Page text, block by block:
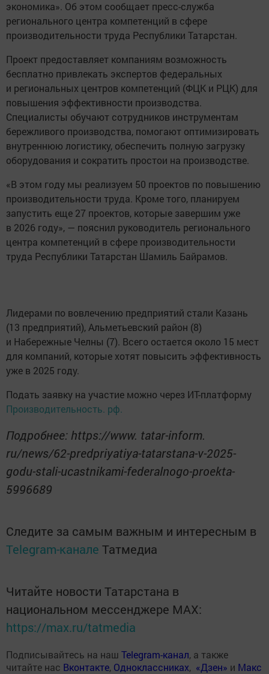
экономика». Об этом сообщает пресс-служба
регионального центра компетенций в сфере
производительности труда Республики Татарстан.
Проект предоставляет компаниям возможность
бесплатно привлекать экспертов федеральных
и региональных центров компетенций (ФЦК и РЦК) для
повышения эффективности производства.
Специалисты обучают сотрудников инструментам
бережливого производства, помогают оптимизировать
внутреннюю логистику, обеспечить полную загрузку
оборудования и сократить простои на производстве.
«В этом году мы реализуем 50 проектов по повышению
производительности труда. Кроме того, планируем
запустить еще 27 проектов, которые завершим уже
в 2026 году», — пояснил руководитель регионального
центра компетенций в сфере производительности
труда Республики Татарстан Шамиль Байрамов.
Лидерами по вовлечению предприятий стали Казань
(13 предприятий), Альметьевский район (8)
и Набережные Челны (7). Всего остается около 15 мест
для компаний, которые хотят повысить эффективность
уже в 2025 году.
Подать заявку на участие можно через ИТ-платформу
Производительность. рф.
Подробнее: https://www. tatar-inform.
ru/news/62-predpriyatiya-tatarstana-v-2025-
godu-stali-ucastnikami-federalnogo-proekta-
5996689
Следите за самым важным и интересным в
Telegram-канале Татмедиа
Читайте новости Татарстана в
национальном мессенджере MАХ:
https://max.ru/tatmedia
Подписывайтесь на наш Telegram-канал, а также
читайте нас Вконтакте, Одноклассниках, «Дзен» и Макс